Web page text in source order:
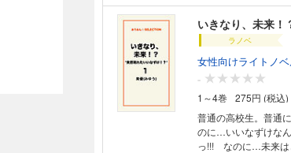
いきなり、未来
ラノベ
女性向けライトノ
-
1～4巻
275円 (税込)
普通の高校生。普通
のに…いいなずけな
っ!!! なのに…未来は